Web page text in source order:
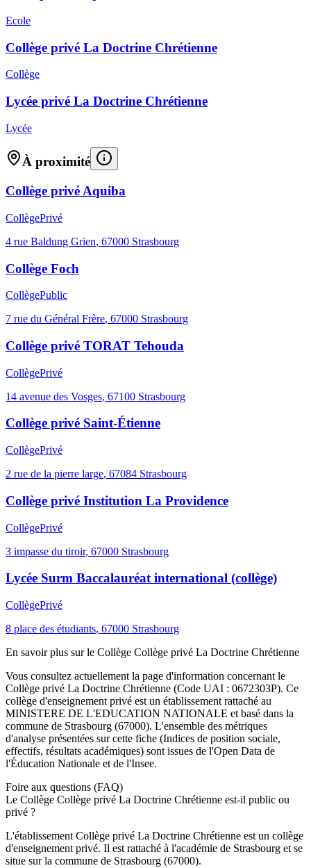
Ecole
Collège privé La Doctrine Chrétienne
Collège
Lycée privé La Doctrine Chrétienne
Lycée
À proximité
Collège privé Aquiba
CollègePrivé
4 rue Baldung Grien, 67000 Strasbourg
Collège Foch
CollègePublic
7 rue du Général Frère, 67000 Strasbourg
Collège privé TORAT Tehouda
CollègePrivé
14 avenue des Vosges, 67100 Strasbourg
Collège privé Saint-Étienne
CollègePrivé
2 rue de la pierre large, 67084 Strasbourg
Collège privé Institution La Providence
CollègePrivé
3 impasse du tiroir, 67000 Strasbourg
Lycée Surm Baccalauréat international (collège)
CollègePrivé
8 place des étudiants, 67000 Strasbourg
En savoir plus sur le Collège Collège privé La Doctrine Chrétienne
Vous consultez actuellement la page d'information concernant le
Collège privé La Doctrine Chrétienne (Code UAI : 0672303P). Ce
collège d'enseignement privé est un établissement rattaché au
MINISTERE DE L'EDUCATION NATIONALE et basé dans la
commune de Strasbourg (67000). L'ensemble des métriques
d'analyse présentées sur cette fiche (Indices de position sociale,
effectifs, résultats académiques) sont issues de l'Open Data de
l'Éducation Nationale et de l'Insee.
Foire aux questions (FAQ)
Le Collège Collège privé La Doctrine Chrétienne est-il public ou
privé ?
L'établissement Collège privé La Doctrine Chrétienne est un collège
d'enseignement privé. Il est rattaché à l'académie de Strasbourg et se
situe sur la commune de Strasbourg (67000).